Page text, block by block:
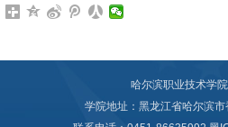
哈尔滨职业技术学
学院地址：黑龙江省哈尔滨